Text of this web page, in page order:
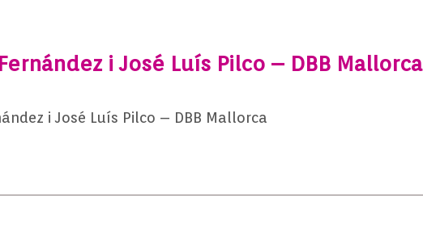
i José Luís Pilco – DBB Mallorca
i José Luís Pilco – DBB Mallorca